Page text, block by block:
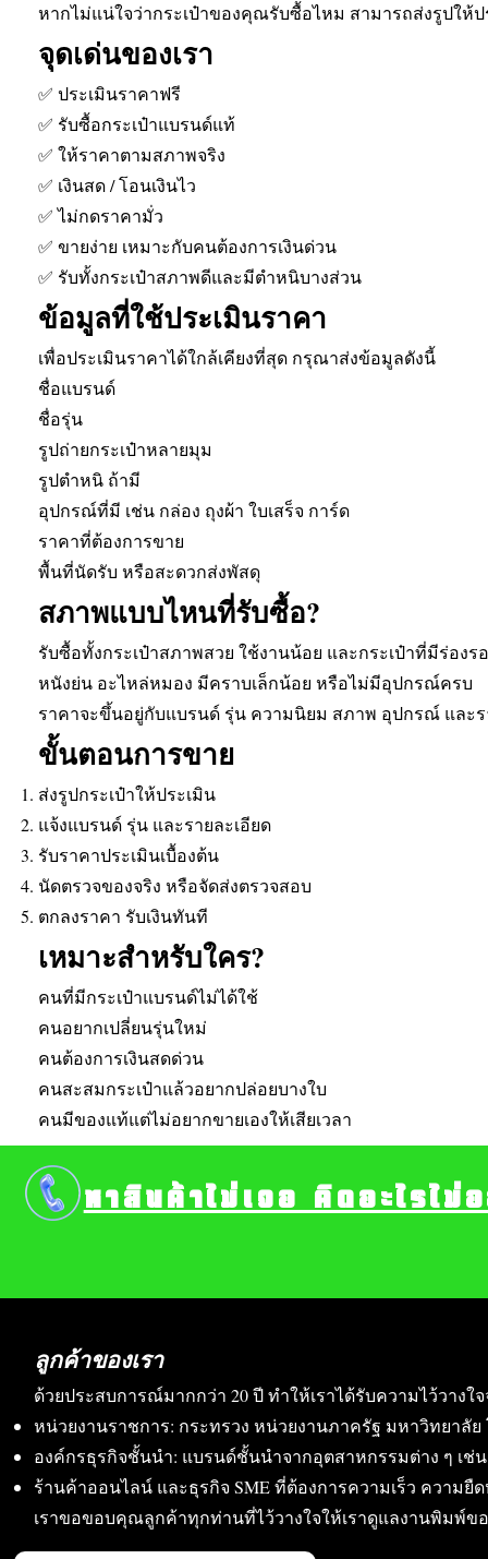
หากไม่แน่ใจว่ากระเป๋าของคุณรับซื้อไหม สามารถส่งรูปให้ป
จุดเด่นของเรา
✅ ประเมินราคาฟรี
✅ รับซื้อกระเป๋าแบรนด์แท้
✅ ให้ราคาตามสภาพจริง
✅ เงินสด / โอนเงินไว
✅ ไม่กดราคามั่ว
✅ ขายง่าย เหมาะกับคนต้องการเงินด่วน
✅ รับทั้งกระเป๋าสภาพดีและมีตำหนิบางส่วน
ข้อมูลที่ใช้ประเมินราคา
เพื่อประเมินราคาได้ใกล้เคียงที่สุด กรุณาส่งข้อมูลดังนี้
ชื่อแบรนด์
ชื่อรุ่น
รูปถ่ายกระเป๋าหลายมุม
รูปตำหนิ ถ้ามี
อุปกรณ์ที่มี เช่น กล่อง ถุงผ้า ใบเสร็จ การ์ด
ราคาที่ต้องการขาย
พื้นที่นัดรับ หรือสะดวกส่งพัสดุ
สภาพแบบไหนที่รับซื้อ?
รับซื้อทั้งกระเป๋าสภาพสวย ใช้งานน้อย และกระเป๋าที่มีร่อง
หนังย่น อะไหล่หมอง มีคราบเล็กน้อย หรือไม่มีอุปกรณ์ครบ
ราคาจะขึ้นอยู่กับแบรนด์ รุ่น ความนิยม สภาพ อุปกรณ์ และ
ขั้นตอนการขาย
ส่งรูปกระเป๋าให้ประเมิน
แจ้งแบรนด์ รุ่น และรายละเอียด
รับราคาประเมินเบื้องต้น
นัดตรวจของจริง หรือจัดส่งตรวจสอบ
ตกลงราคา รับเงินทันที
เหมาะสำหรับใคร?
คนที่มีกระเป๋าแบรนด์ไม่ได้ใช้
คนอยากเปลี่ยนรุ่นใหม่
คนต้องการเงินสดด่วน
คนสะสมกระเป๋าแล้วอยากปล่อยบางใบ
คนมีของแท้แต่ไม่อยากขายเองให้เสียเวลา
ลูกค้าของเรา
ด้วยประสบการณ์มากกว่า 20 ปี ทำให้เราได้รับความไว้วา
หน่วยงานราชการ: กระทรวง หน่วยงานภาครัฐ มหาวิทยาลัย
องค์กรธุรกิจชั้นนำ: แบรนด์ชั้นนำจากอุตสาหกรรมต่าง ๆ เช่
ร้านค้าออนไลน์ และธุรกิจ SME ที่ต้องการความเร็ว ความยื
เราขอขอบคุณลูกค้าทุกท่านที่ไว้วางใจให้เราดูแลงานพิมพ์ข
หาสินค้าไม่เจอ คิดอะไรไ